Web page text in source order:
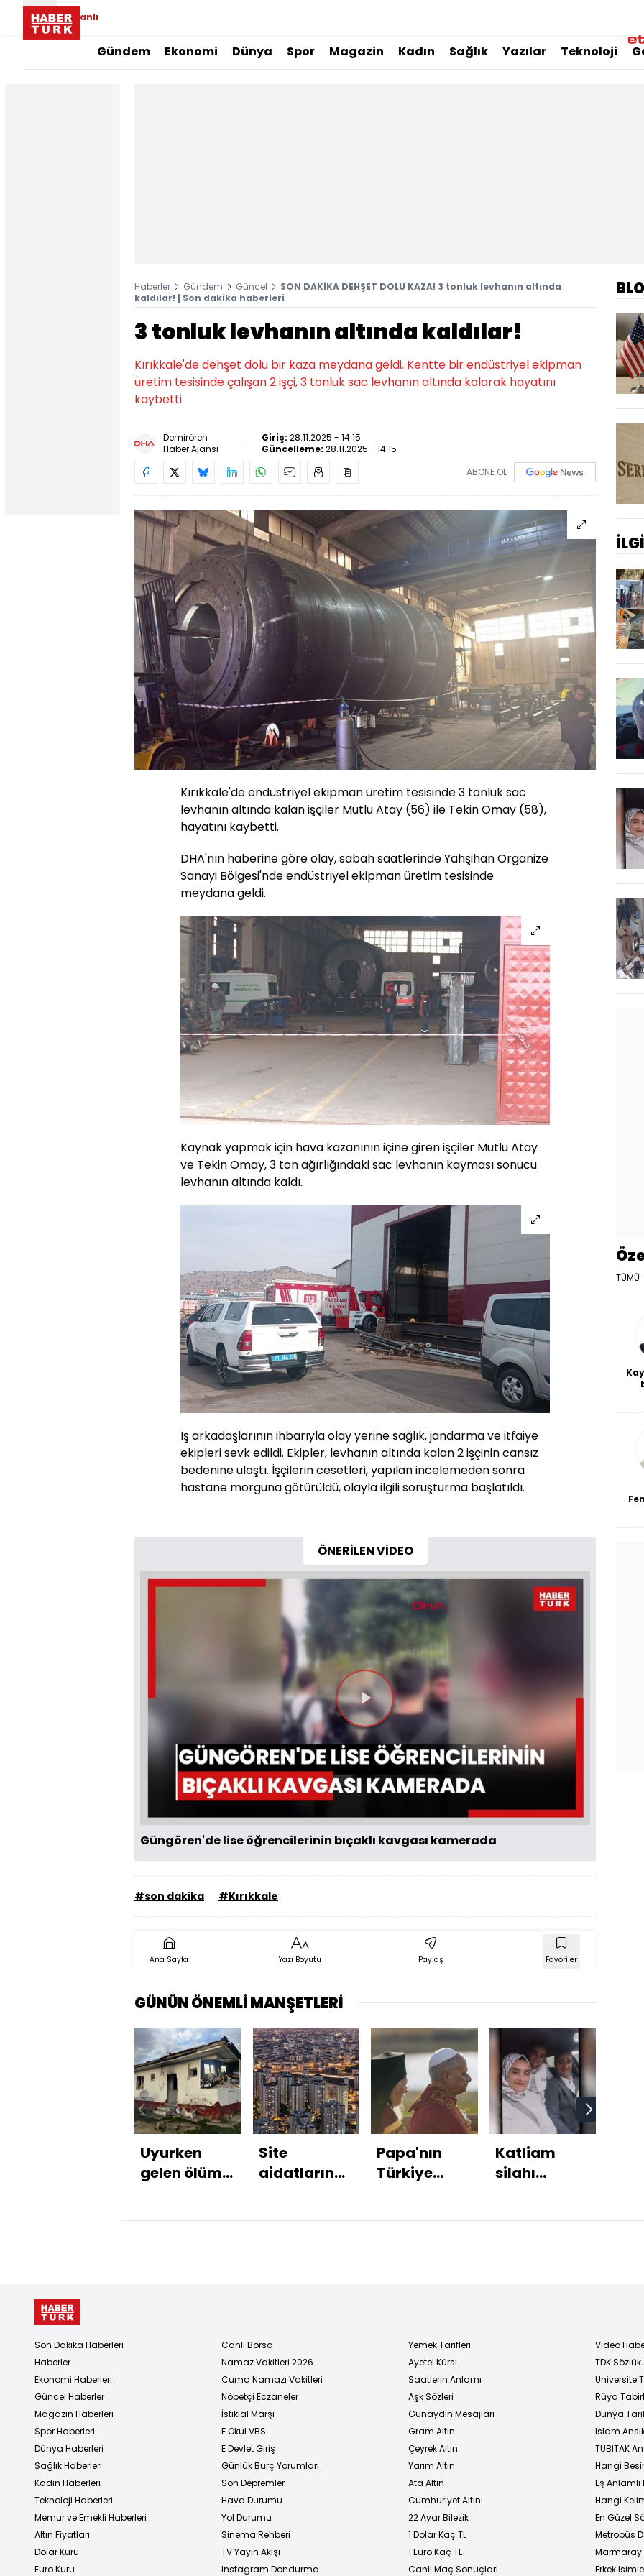
Canlı
Gündem Ekonomi Dünya Spor Magazin Kadın Sağlık Yazılar Teknoloji
Haberler Gündem Güncel
SON DAKİKA DEHŞET DOLU KAZA! 3 tonluk levhanın altında
kaldılar! | Son dakika haberleri
3 tonluk levhanın altında kaldılar!
Kırıkkale'de dehşet dolu bir kaza meydana geldi. Kentte bir endüstriyel ekipman
üretim tesisinde çalışan 2 işçi, 3 tonluk sac levhanın altında kalarak hayatını
kaybetti
Demirören
Haber Ajansı
Giriş: 28.11.2025 - 14:15
Güncelleme: 28.11.2025 - 14:15
ABONE OL
Kırıkkale'de endüstriyel ekipman üretim tesisinde 3 tonluk sac
levhanın altında kalan işçiler Mutlu Atay (56) ile Tekin Omay (58),
hayatını kaybetti.
DHA'nın haberine göre olay, sabah saatlerinde Yahşihan Organize
Sanayi Bölgesi'nde endüstriyel ekipman üretim tesisinde
meydana geldi.
Kaynak yapmak için hava kazanının içine giren işçiler Mutlu Atay
ve Tekin Omay, 3 ton ağırlığındaki sac levhanın kayması sonucu
levhanın altında kaldı.
İş arkadaşlarının ihbarıyla olay yerine sağlık, jandarma ve itfaiye
ekipleri sevk edildi. Ekipler, levhanın altında kalan 2 işçinin cansız
bedenine ulaştı. İşçilerin cesetleri, yapılan incelemeden sonra
hastane morguna götürüldü, olayla ilgili soruşturma başlatıldı.
ÖNERİLEN VİDEO
Videoyu
Oynat
Güngören'de lise öğrencilerinin bıçaklı kavgası kamerada
#son dakika #Kırıkkale
Ana Sayfa Yazı Boyutu Paylaş Favoriler
GÜNÜN ÖNEMLİ MANŞETLERİ
Uyurken
gelen ölüm...
Site
aidatlarında
Papa'nın
Türkiye
Katliam
silahı
TÜMÜ
Son Dakika Haberleri
Haberler
Ekonomi Haberleri
Güncel Haberler
Magazin Haberleri
Spor Haberleri
Dünya Haberleri
Sağlık Haberleri
Kadın Haberleri
Teknoloji Haberleri
Memur ve Emekli Haberleri
Altın Fiyatları
Dolar Kuru
Euro Kuru
Canlı Borsa
Namaz Vakitleri 2026
Cuma Namazı Vakitleri
Nöbetçi Eczaneler
İstiklal Marşı
E Okul VBS
E Devlet Giriş
Günlük Burç Yorumları
Son Depremler
Hava Durumu
Yol Durumu
Sinema Rehberi
TV Yayın Akışı
Instagram Dondurma
Yemek Tarifleri
Ayetel Kürsi
Saatlerin Anlamı
Aşk Sözleri
Günaydın Mesajları
Gram Altın
Çeyrek Altın
Yarım Altın
Ata Altın
Cumhuriyet Altını
22 Ayar Bilezik
1 Dolar Kaç TL
1 Euro Kaç TL
Canlı Maç Sonuçları
Video
TDK
Üniversite
Rüya
Dünya
İslam
TÜBİTAK
Hangi
Eş
Hangi
En Güzel
Metrobüs
Marmaray
Erkek